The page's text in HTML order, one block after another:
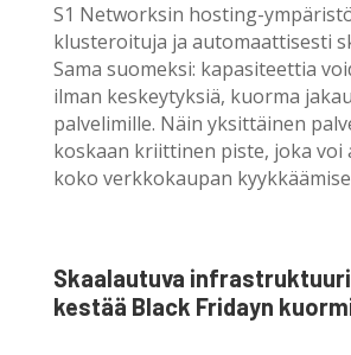
S1 Networksin hosting-
klusteroituja ja automaattisesti
Sama suomeksi: kapasiteettia
ilman keskeytyksiä, kuorma
palvelimille. Näin yksittäinen
koskaan kriittinen piste, joka voi
koko verkkokaupan
Skaalautuva
kestää Black Fridayn